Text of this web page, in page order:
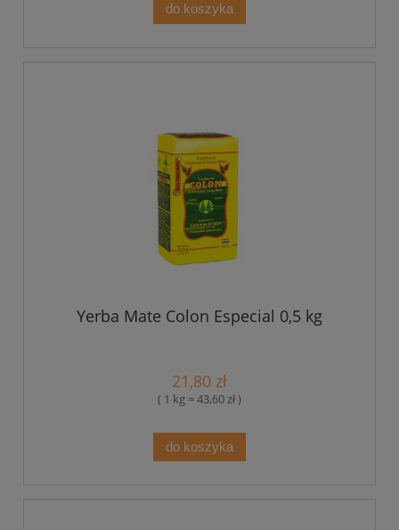
do koszyka
Yerba Mate Colon Especial 0,5 kg
21,80 zł
( 1 kg = 43,60 zł )
do koszyka